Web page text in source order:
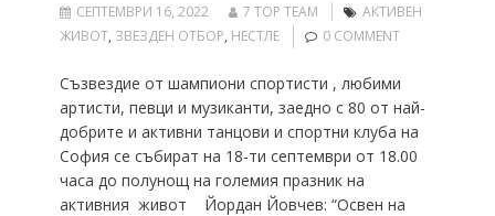
СЕПТЕМВРИ 16, 2022 7 TOP TEAM
АКТИВЕН
ЖИВОТ, ЗВЕЗДЕН ОТБОР, НЕСТЛЕ 0 COMMENT
Съзвездие от шампиони спортисти , любими
артисти, певци и музиканти, заедно с 80 от най-
добрите и активни танцови и спортни клуба на
София се събират на 18-ти септември от 18.00
часа до полунощ на големия празник на
активния живот Йордан Йовчев: “Освен на